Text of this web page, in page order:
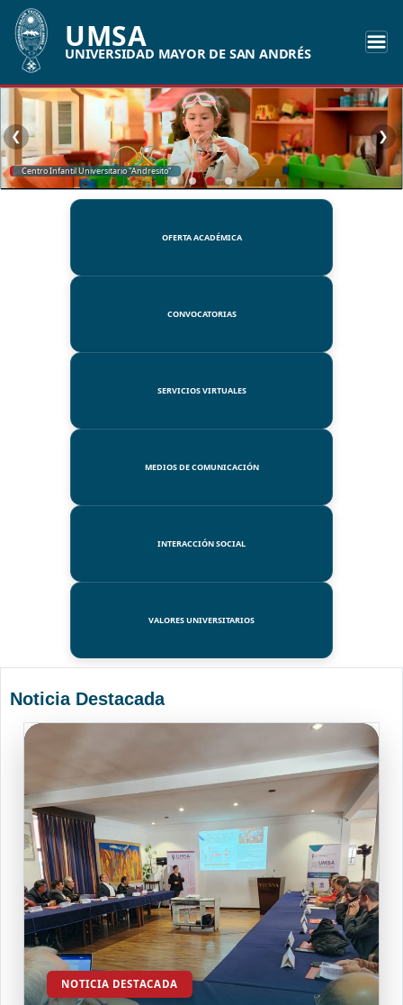
UMSA
UNIVERSIDAD MAYOR DE SAN ANDRÉS
SSUE
❮ ❯
OFERTA ACADÉMICA
CONVOCATORIAS
SERVICIOS VIRTUALES
MEDIOS DE COMUNICACIÓN
INTERACCIÓN SOCIAL
VALORES UNIVERSITARIOS
Noticia Destacada
NOTICIA DESTACADA